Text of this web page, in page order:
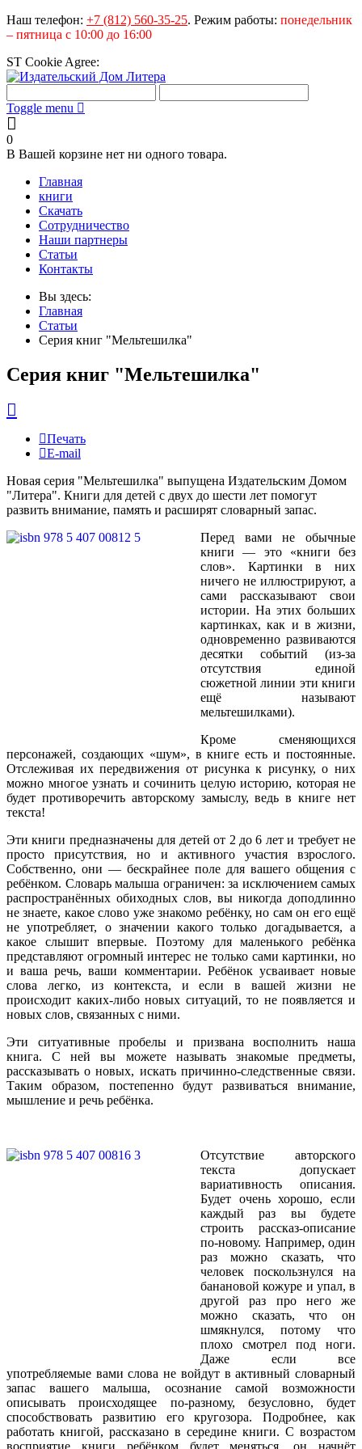
Наш телефон: +7 (812) 560-35-25. Режим работы: понедельник
– пятница с 10:00 до 16:00
ST Cookie Agree:
Toggle menu
0
В Вашей корзине нет ни одного товара.
Главная
книги
Скачать
Сотрудничество
Наши партнеры
Статьи
Контакты
Вы здесь:
Главная
Статьи
Серия книг "Мельтешилка"
Серия книг "Мельтешилка"
Печать
E-mail
Новая серия "Мельтешилка" выпущена Издательским Домом
"Литера". Книги для детей с двух до шести лет помогут
развить внимание, память и расширят словарный запас.
Перед вами не обычные
книги — это «книги без
слов». Картинки в них
ничего не иллюстрируют, а
сами рассказывают свои
истории. На этих больших
картинках, как и в жизни,
одновременно развиваются
десятки событий (из-за
отсутствия единой
сюжетной линии эти книги
ещё называют
мельтешилками).
Кроме сменяющихся
персонажей, создающих «шум», в книге есть и постоянные.
Отслеживая их передвижения от рисунка к рисунку, о них
можно многое узнать и сочинить целую историю, которая не
будет противоречить авторскому замыслу, ведь в книге нет
текста!
Эти книги предназначены для детей от 2 до 6 лет и требует не
просто присутствия, но и активного участия взрослого.
Собственно, они — бескрайнее поле для вашего общения с
ребёнком. Словарь малыша ограничен: за исключением самых
распространённых обиходных слов, вы никогда доподлинно
не знаете, какое слово уже знакомо ребёнку, но сам он его ещё
не употребляет, о значении какого только догадывается, а
какое слышит впервые. Поэтому для маленького ребёнка
представляют огромный интерес не только сами картинки, но
и ваша речь, ваши комментарии. Ребёнок усваивает новые
слова легко, из контекста, и если в вашей жизни не
происходит каких-либо новых ситуаций, то не появляется и
новых слов, связанных с ними.
Эти ситуативные пробелы и призвана восполнить наша
книга. С ней вы можете называть знакомые предметы,
рассказывать о новых, искать причинно-следственные связи.
Таким образом, постепенно будут развиваться внимание,
мышление и речь ребёнка.
Отсутствие авторского
текста допускает
вариативность описания.
Будет очень хорошо, если
каждый раз вы будете
строить рассказ-описание
по-новому. Например, один
раз можно сказать, что
человек поскользнулся на
банановой кожуре и упал, в
другой раз про него же
можно сказать, что он
шмякнулся, потому что
плохо смотрел под ноги.
Даже если все
употребляемые вами слова не войдут в активный словарный
запас вашего малыша, осознание самой возможности
описывать происходящее по-разному, безусловно, будет
способствовать развитию его кругозора. Подробнее, как
работать книгой, рассказано в середине книги. С возрастом
восприятие книги ребёнком будет меняться, он начнёт